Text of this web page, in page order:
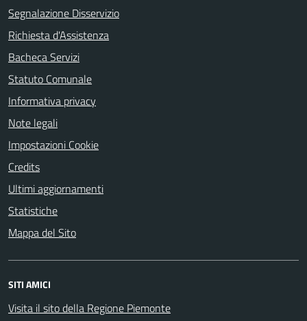
Segnalazione Disservizio
Richiesta d'Assistenza
Bacheca Servizi
Statuto Comunale
Informativa privacy
Note legali
Impostazioni Cookie
Credits
Ultimi aggiornamenti
Statistiche
Mappa del Sito
SITI AMICI
Visita il sito della Regione Piemonte